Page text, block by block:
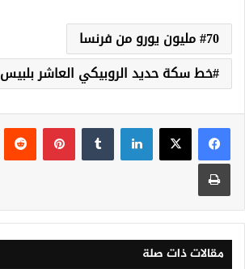
70 مليون يورو من فرنسا
خط سكة حديد الروبيكي العاشر بلبيس
لينكدإن بينتيريست
مقالات ذات صلة